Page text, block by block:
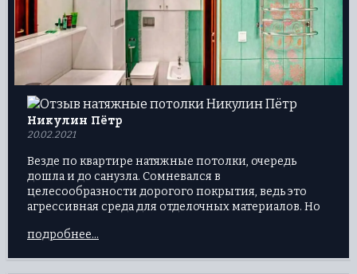
Никулин Пётр
20.02.2021
Везде по квартире натяжные потолки, очередь
дошла и до санузла. Сомневался в
целесообразности дорогого покрытия, ведь это
агрессивная среда для отделочных материалов. Но
грибки на поверхности пленки не приживаются.
подробнее...